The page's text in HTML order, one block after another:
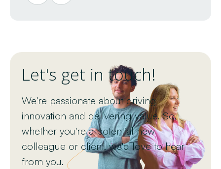
Let's get in touch!
We're passionate about driving
innovation and delivering value. So,
whether you're a potential new
colleague or client, we'd love to hear
from you.